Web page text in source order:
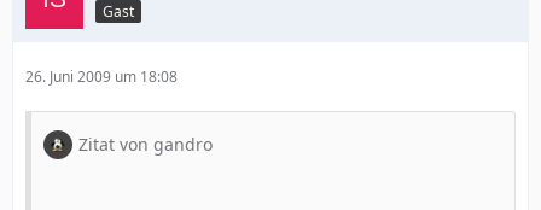
Gast
26. Juni 2009 um 18:08
Zitat von gandro